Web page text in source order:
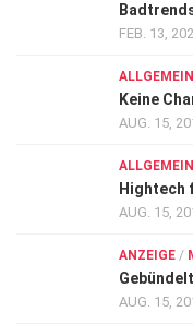
FEB. 13,
ALLGEMEIN
Keine
AUG. 15,
ALLGEMEIN
Hightech
AUG. 15,
ANZEIGE /
AUG. 15,